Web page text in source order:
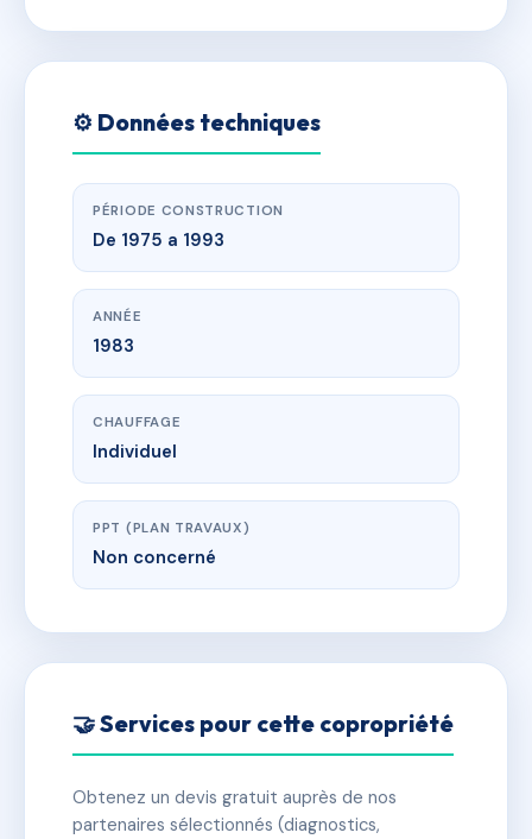
⚙️ Données techniques
PÉRIODE CONSTRUCTION
De 1975 a 1993
ANNÉE
1983
CHAUFFAGE
Individuel
PPT (PLAN TRAVAUX)
Non concerné
🤝 Services pour cette copropriété
Obtenez un devis gratuit auprès de nos
partenaires sélectionnés (diagnostics,